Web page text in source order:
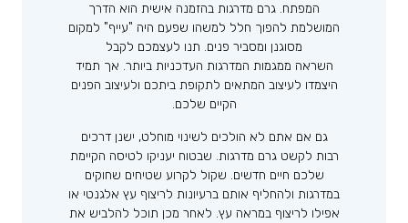
המפתח. גרם מדרגות בהזמנה אישית הוא הדרך
המושלמת להפוך חלל למשהו שפעם היה "עייף" למקום
מסוגנן ומסביר פנים. תנו לעצמכם לקבל
השראה ממגמות המדרגות העדכניות ביותר. אך תמיד
היצמדו לעיצוב המתאים לתקופת ביתכם ולעיצוב הפנים
הקיים שלכם.
גם אם אתם לא הולכים לשינוי מוחלט, ישנן דרכים
רבות לקשט גרם מדרגות. שבטוח יעניקו לטיסה הקיימת
שלכם חיים חדשים. שקול לקרוע שטיחים שחוקים
במדרגות ולהחליף אותם ברעיונות לריצוף עץ אלגנטי או
אפילו לריצוף במראה עץ. לאחר מכן תוכל להלביש את